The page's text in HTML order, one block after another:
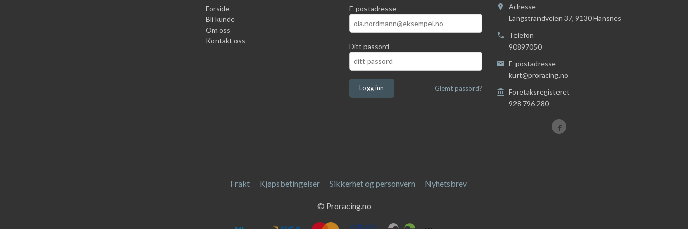
Forside
Bli kunde
Om oss
Kontakt oss
E-postadresse
Ditt passord
Glemt passord?
Adresse
Langstrandveien 37, 9130Hansnes
Telefon
90897050
E-postadresse
kurt@proracing.no
Foretaksregisteret
928 796 280
Frakt Kjøpsbetingelser Sikkerhet og personvern Nyhetsbrev
© Proracing.no